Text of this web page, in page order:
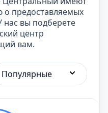
предоставляемых
нас вы подберете
центр
вам.
Популярные